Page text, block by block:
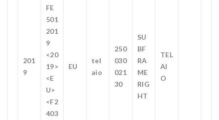
201
9
FE
501
201
9
<20
19>
<E
U>
<F2
403
EU
tel
aio
250
030
021
30
SU
BF
RA
ME
RIG
HT
TEL
AI
O